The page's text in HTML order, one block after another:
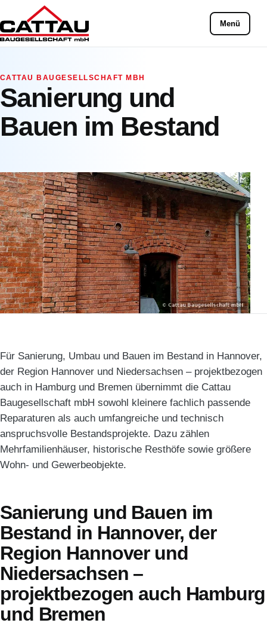
Menü
CATTAU BAUGESELLSCHAFT MBH
Sanierung und
Bauen im Bestand
Für Sanierung, Umbau und Bauen im Bestand in Hannover,
der Region Hannover und Niedersachsen – projektbezogen
auch in Hamburg und Bremen übernimmt die Cattau
Baugesellschaft mbH sowohl kleinere fachlich passende
Reparaturen als auch umfangreiche und technisch
anspruchsvolle Bestandsprojekte. Dazu zählen
Mehrfamilienhäuser, historische Resthöfe sowie größere
Wohn- und Gewerbeobjekte.
Sanierung und Bauen im
Bestand in Hannover, der
Region Hannover und
Niedersachsen –
projektbezogen auch Hamburg
und Bremen